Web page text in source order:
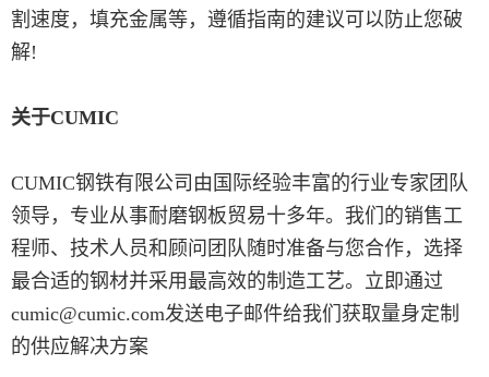
割速度，填充金属等，遵循指南的建议可以防止您破
解!
关于CUMIC
CUMIC钢铁有限公司由国际经验丰富的行业专家团队
领导，专业从事耐磨钢板贸易十多年。我们的销售工
程师、技术人员和顾问团队随时准备与您合作，选择
最合适的钢材并采用最高效的制造工艺。立即通过
cumic@cumic.com发送电子邮件给我们获取量身定制
的供应解决方案